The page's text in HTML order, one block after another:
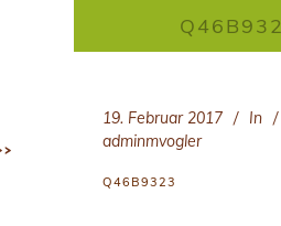
19. Februar 2017
In
adminmvogler
Q46B9323